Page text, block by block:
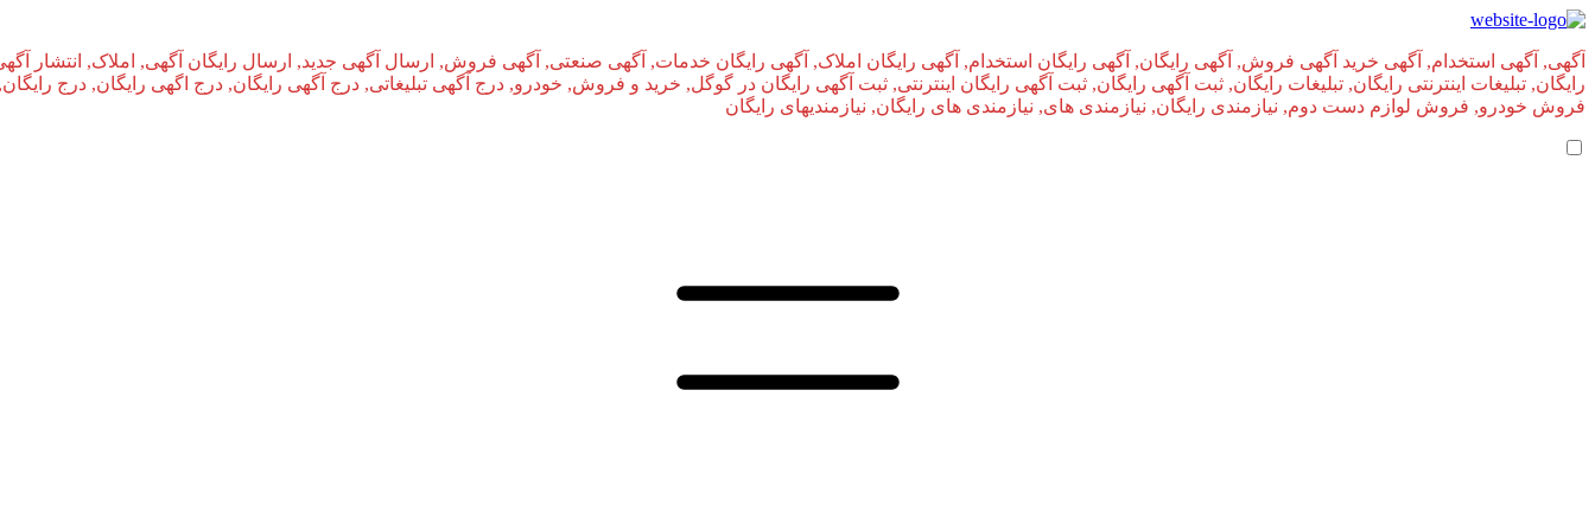
آگهی, آگهی استخدام, آگهی خرید آگهی فروش, آگهی رایگان, آگهی رایگان استخدام, آگهی رایگان املاک, آگهی رایگان خدمات, آگهی صنعتی, آگهی فروش, ارسال آگهی جدید, ارسال رایگان آگهی, املاک, انتشار
رایگان, تبلیغات اینترنتی رایگان, تبلیغات رایگان, ثبت آگهی رایگان, ثبت آگهی رایگان اینترنتی, ثبت آگهی رایگان در گوگل, خرید و فروش, خودرو, درج آگهی تبلیغاتی, درج آگهی رایگان, درج اگهی رایگان, درج
فروش خودرو, فروش لوازم دست دوم, نیازمندی رایگان, نیازمندی های, نیازمندی‌ های رایگان, نیازمندیهای رایگان